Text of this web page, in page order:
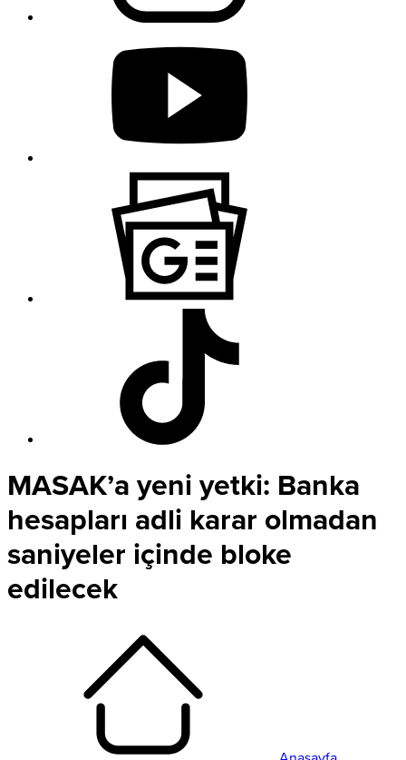
MASAK’a yeni yetki: Banka
hesapları adli karar olmadan
saniyeler içinde bloke
edilecek